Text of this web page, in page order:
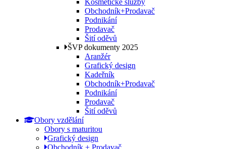
Kosmetické služby
Obchodník+Prodavač
Podnikání
Prodavač
Šití oděvů
ŠVP dokumenty 2025
Aranžér
Grafický design
Kadeřník
Obchodník+Prodavač
Podnikání
Prodavač
Šití oděvů
Obory vzdělání
Obory s maturitou
Grafický design
Obchodník + Prodavač